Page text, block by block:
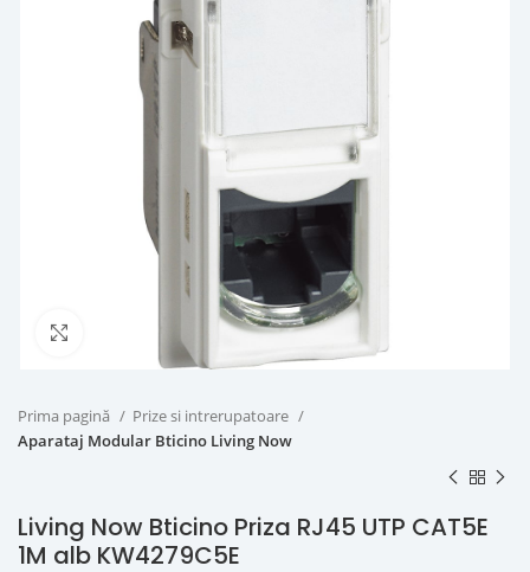
Prima pagină
Prize si intrerupatoare
Aparataj Modular Bticino Living Now
Living Now Bticino Priza RJ45 UTP CAT5E
1M alb KW4279C5E